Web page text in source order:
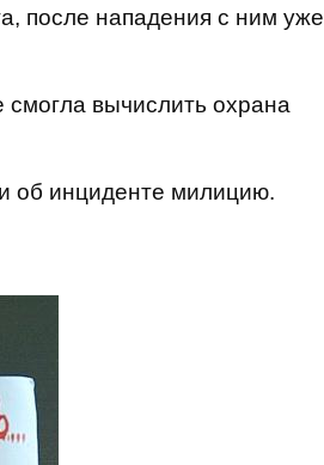
после нападения с ним уже
вычислить охрана
об инциденте милицию.